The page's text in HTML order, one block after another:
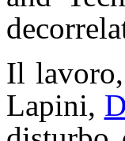
Il
Lapini,